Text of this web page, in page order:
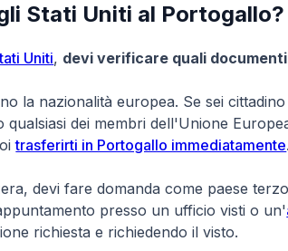
Stati Uniti al Portogallo?
Uniti, devi verificare quali
la nazionalità europea. Se sei
dei membri dell'Unione
trasferirti in Portogallo immediatamente.
devi fare domanda come paese
presso un ufficio visti o un'
richiesta e richiedendo il visto.